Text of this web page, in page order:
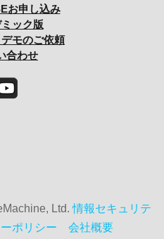
お申し込み
ック版
モのご依頼
合わせ
Ltd.情報セキュリテ
ポリシー 会社概要